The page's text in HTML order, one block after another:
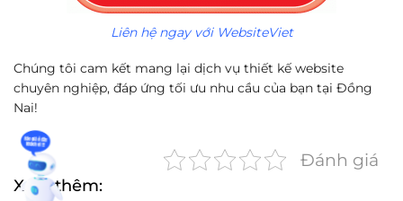
Liên hệ ngay với WebsiteViet
Chúng tôi cam kết mang lại dịch vụ thiết kế website
chuyên nghiệp, đáp ứng tối ưu nhu cầu của bạn tại Đồng
Nai!
Đánh giá
Xem thêm: